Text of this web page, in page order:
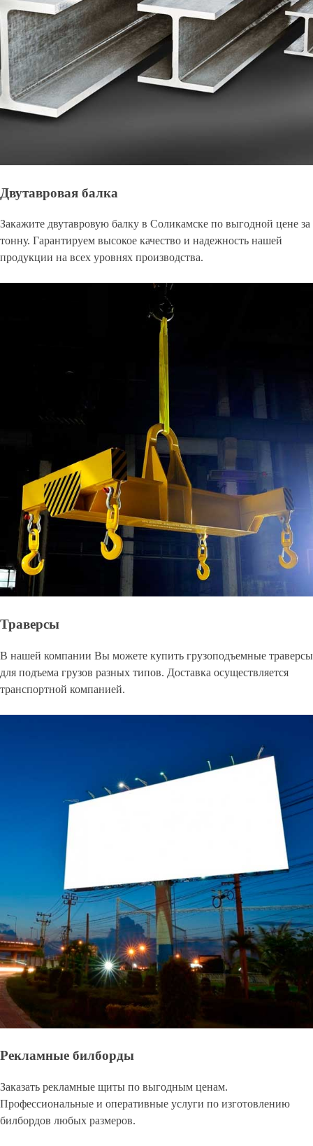
Двутавровая балка
Закажите двутавровую балку в Соликамске по выгодной цене за
тонну. Гарантируем высокое качество и надежность нашей
продукции на всех уровнях производства.
Траверсы
В нашей компании Вы можете купить грузоподъемные траверсы
для подъема грузов разных типов. Доставка осуществляется
транспортной компанией.
Рекламные билборды
Заказать рекламные щиты по выгодным ценам.
Профессиональные и оперативные услуги по изготовлению
билбордов любых размеров.